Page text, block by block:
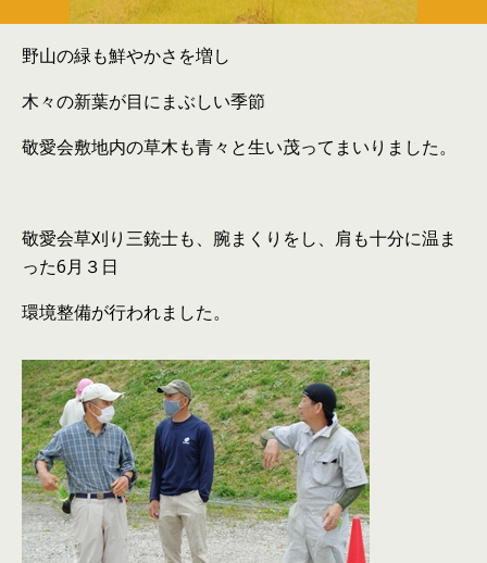
野山の緑も鮮やかさを増し
木々の新葉が目にまぶしい季節
敬愛会敷地内の草木も青々と生い茂ってまいりました。
敬愛会草刈り三銃士も、腕まくりをし、肩も十分に温ま
った6月３日
環境整備が行われました。